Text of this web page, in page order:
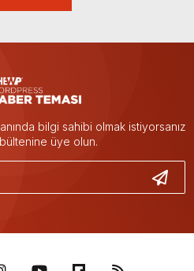
bilgi sahibi olmak istiyorsanız
üye olun.